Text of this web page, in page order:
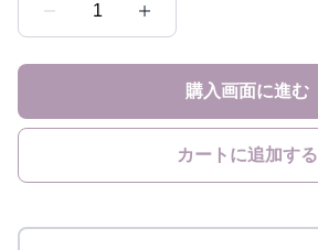
1
購入画面に進む
カートに追加する